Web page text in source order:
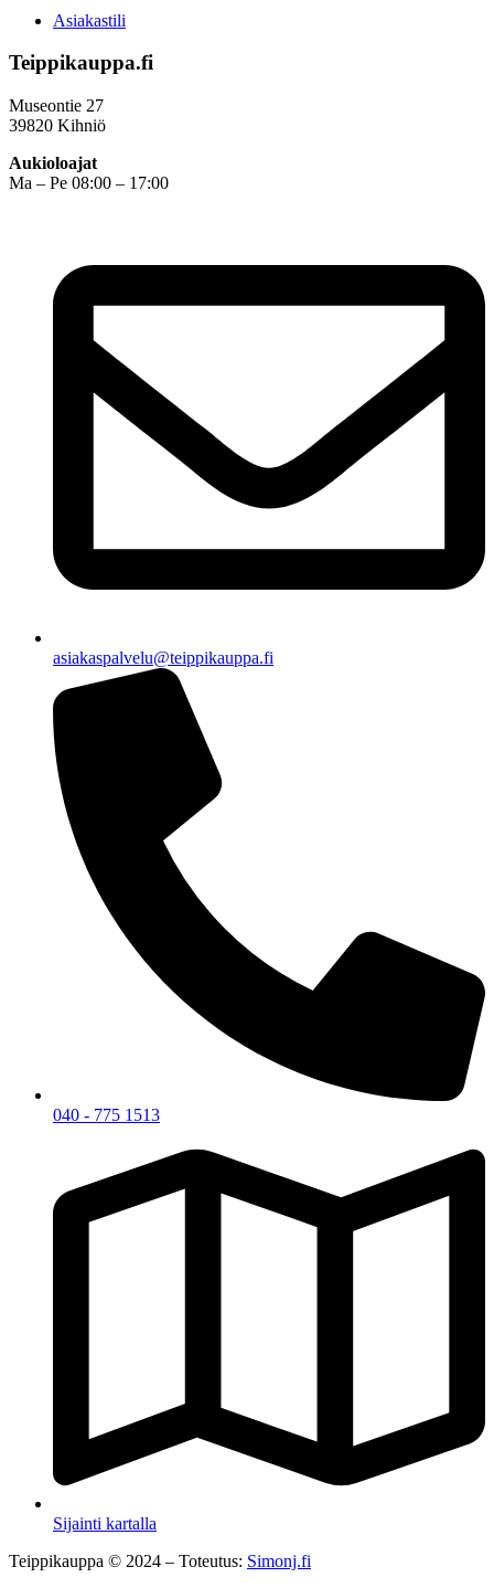
Asiakastili
Teippikauppa.fi
Museontie 27
39820 Kihniö
Aukioloajat
Ma – Pe 08:00 – 17:00
asiakaspalvelu@teippikauppa.fi
040 - 775 1513
Sijainti kartalla
Teippikauppa © 2024 – Toteutus: Simonj.fi